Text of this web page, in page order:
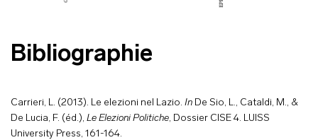
Bibliographie
Carrieri, L. (2013). Le elezioni nel Lazio. In De Sio, L., Cataldi, M., &
De Lucia, F. (éd.), Le Elezioni Politiche, Dossier CISE 4. LUISS
University Press, 161-164.